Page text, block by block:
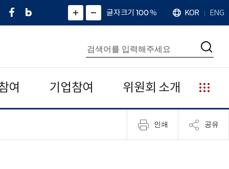
페
네
그
)
화
면
면
소
확
대
치
글자크기 100%
언
어
KOR ENG
통
합
검
색
검
여 기업참여 위원회 소개
누
리
집
안
인쇄 공유